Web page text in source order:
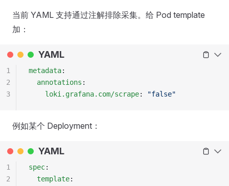
当前 YAML 支持通过注解排除采集。给 Pod template
加：
YAML
metadata:
  annotations
:
    loki.grafana.com/scrape
: "false"
1
2
3
例如某个 Deployment：
YAML
spec:
  template
:
1
2